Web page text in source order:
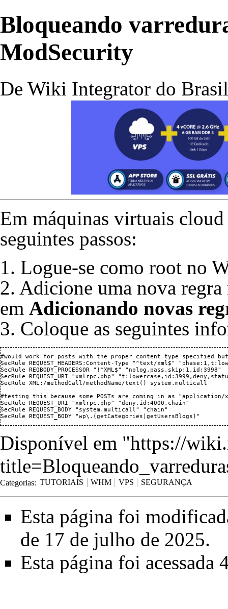
Bloqueando
ModSecurity
De Wiki Integrator do Brasil
Em máquinas virtuais
seguintes passos:
1. Logue-se como root no
2. Adicione uma nova
em Adicionando novas
3. Coloque as seguintes
#would work for posts with the proper content type specified
SecRule REQUEST_HEADERS:Content-Type "^text/xml$"
SecRule REQBODY_PROCESSOR "!^XML$" "nolog,pass,skip:1,id:3998"
SecRule REQUEST_URI "xmlrpc.php"
SecRule XML:/methodCall/methodName/text() system.multicall
#testing this because some POSTs are coming in as "application/
SecRule REQUEST_URI "xmlrpc.php" "deny,id:4000,chain"
SecRule REQUEST_BODY "system.multicall" "chain"
Disponível em "https://
Categorias: TUTORIAIS WHM VPS SEGURANÇA
Esta página foi
de 17 de julho de 2025.
Esta página foi acessada